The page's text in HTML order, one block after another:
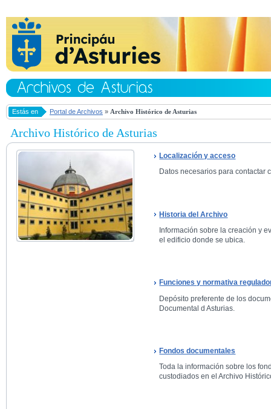
Estás en Portal de Archivos » Archivo Histórico de Asturias
Archivo Histórico de Asturias
Localización y acceso
Datos necesarios para contactar
Historia del Archivo
Información sobre la creación y
el edificio donde se ubica.
Funciones y normativa
Depósito preferente de los
Documental d Asturias.
Fondos documentales
Toda la información sobre los
custodiados en el Archivo